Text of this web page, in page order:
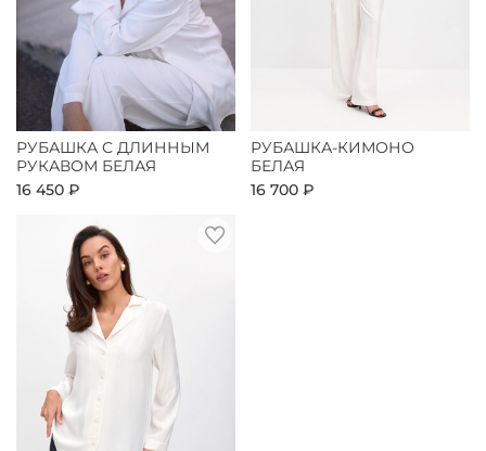
РУБАШКА С ДЛИННЫМ
РУКАВОМ БЕЛАЯ
16 450 ₽
РУБАШКА-КИМОНО
БЕЛАЯ
16 700 ₽